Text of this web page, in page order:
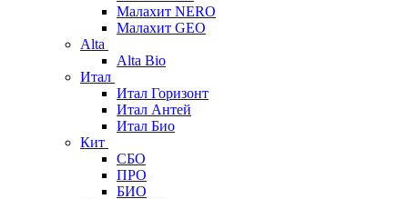
Малахит NERO
Малахит GEO
Alta
Alta Bio
Итал
Итал Горизонт
Итал Антей
Итал Био
Кит
СБО
ПРО
БИО